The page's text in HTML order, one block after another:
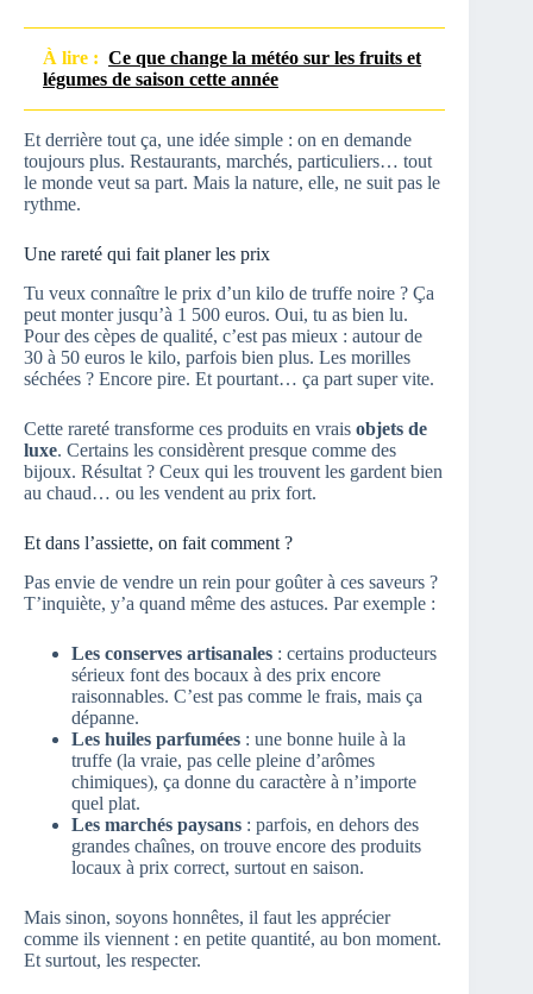
À lire : Ce que change la météo sur les fruits et
légumes de saison cette année
Et derrière tout ça, une idée simple : on en demande
toujours plus. Restaurants, marchés, particuliers… tout
le monde veut sa part. Mais la nature, elle, ne suit pas le
rythme.
Une rareté qui fait planer les prix
Tu veux connaître le prix d’un kilo de truffe noire ? Ça
peut monter jusqu’à 1 500 euros. Oui, tu as bien lu.
Pour des cèpes de qualité, c’est pas mieux : autour de
30 à 50 euros le kilo, parfois bien plus. Les morilles
séchées ? Encore pire. Et pourtant… ça part super vite.
Cette rareté transforme ces produits en vrais objets de
luxe. Certains les considèrent presque comme des
bijoux. Résultat ? Ceux qui les trouvent les gardent bien
au chaud… ou les vendent au prix fort.
Et dans l’assiette, on fait comment ?
Pas envie de vendre un rein pour goûter à ces saveurs ?
T’inquiète, y’a quand même des astuces. Par exemple :
Les conserves artisanales : certains producteurs
sérieux font des bocaux à des prix encore
raisonnables. C’est pas comme le frais, mais ça
dépanne.
Les huiles parfumées : une bonne huile à la
truffe (la vraie, pas celle pleine d’arômes
chimiques), ça donne du caractère à n’importe
quel plat.
Les marchés paysans : parfois, en dehors des
grandes chaînes, on trouve encore des produits
locaux à prix correct, surtout en saison.
Mais sinon, soyons honnêtes, il faut les apprécier
comme ils viennent : en petite quantité, au bon moment.
Et surtout, les respecter.